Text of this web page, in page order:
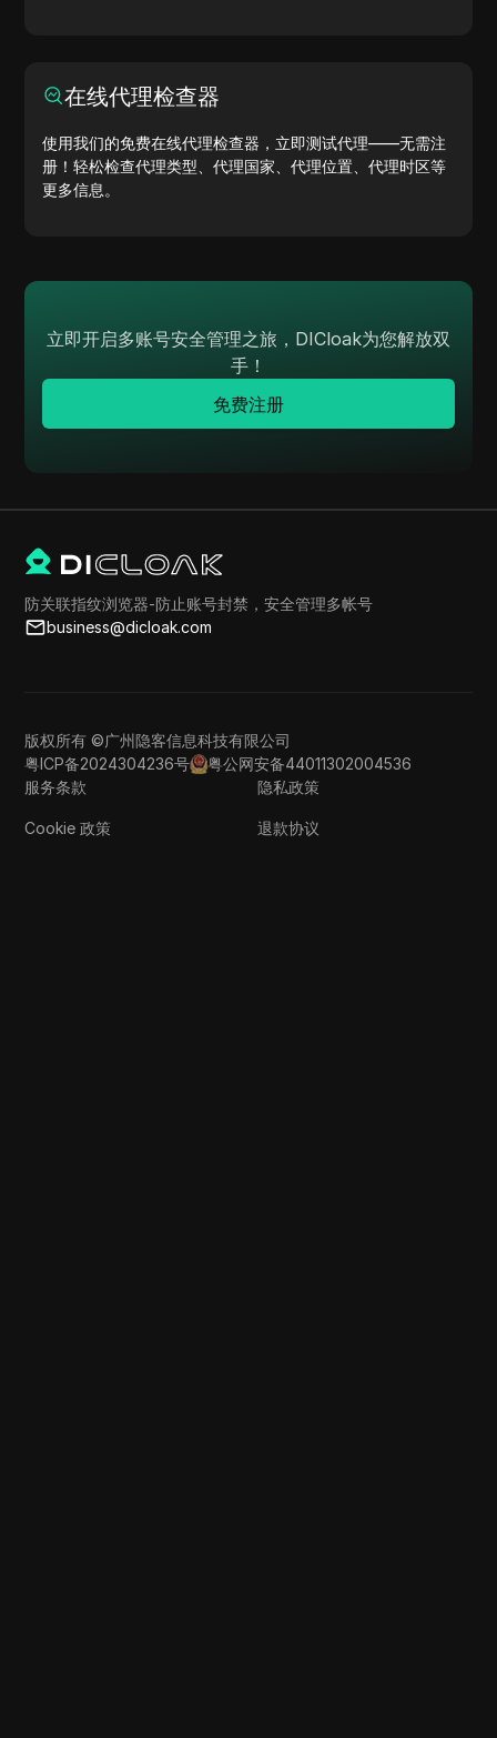
在线代理检查器
使用我们的免费在线代理检查器，立即测试代理——无需注
册！轻松检查代理类型、代理国家、代理位置、代理时区等
更多信息。
立即开启多账号安全管理之旅，DICloak为您解放双
手！
免费注册
防关联指纹浏览器-防止账号封禁，安全管理多帐号
business@dicloak.com
版权所有 ©广州隐客信息科技有限公司
粤ICP备2024304236号
粤公网安备44011302004536
服务条款
隐私政策
Cookie 政策 退款协议